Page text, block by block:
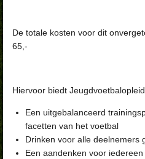
De totale kosten voor dit
65,-
Hiervoor biedt
Een uitgebalanceerd
facetten van het voetbal
Drinken voor alle deelnemers
Een aandenken voor iedereen